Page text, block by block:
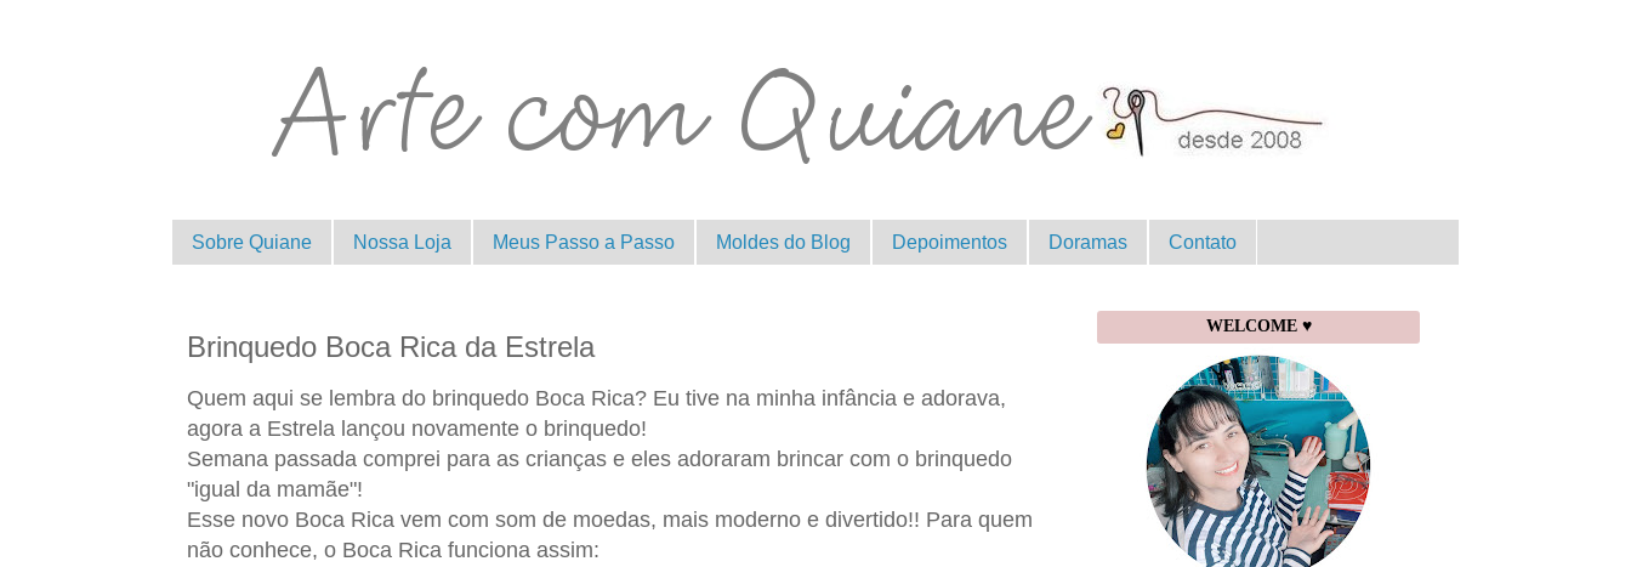
Sobre Quiane Nossa Loja Meus Passo a Passo Moldes do Blog Depoimentos Doramas Contato
Brinquedo Boca Rica da Estrela
Quem aqui se lembra do brinquedo Boca Rica? Eu tive na minha infância e adorava,
agora a Estrela lançou novamente o brinquedo!
Semana passada comprei para as crianças e eles adoraram brincar com o brinquedo
"igual da mamãe"!
Esse novo Boca Rica vem com som de moedas, mais moderno e divertido!! Para quem
não conhece, o Boca Rica funciona assim:
WELCOME ♥